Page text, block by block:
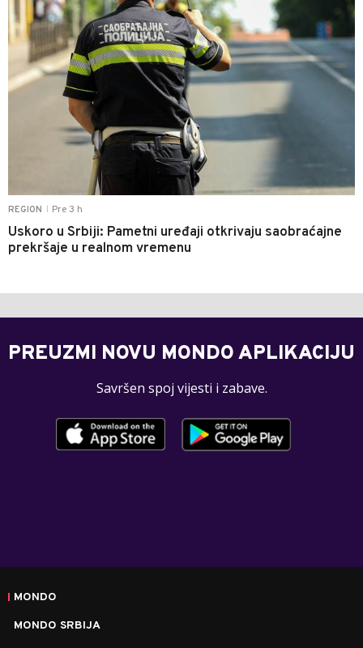
REGION Pre 3 h
Uskoro u Srbiji: Pametni uređaji otkrivaju saobraćajne
prekršaje u realnom vremenu
PREUZMI NOVU MONDO APLIKACIJU
Savršen spoj vijesti i zabave.
MONDO
MONDO SRBIJA